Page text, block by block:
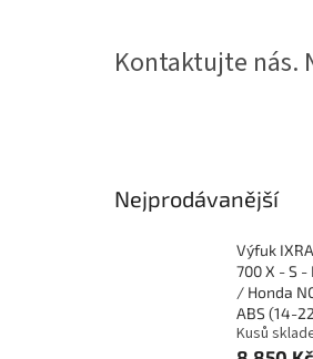
Kontaktujte nás.
Nejprodávanější
Výfuk
700 X - S -
/ Honda
ABS (14-
Kusů